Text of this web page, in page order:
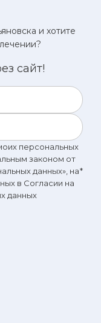
и хотите
сайт!
персональных
законом от
данных», на
в Согласии на
данных
*